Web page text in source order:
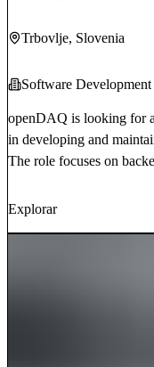
Trbovlje, Slovenia
Software Development
openDAQ is looking for
in developing and
The role focuses on
systems. The new team
Explorar